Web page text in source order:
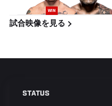
WIN
試合映像を見る
STATUS